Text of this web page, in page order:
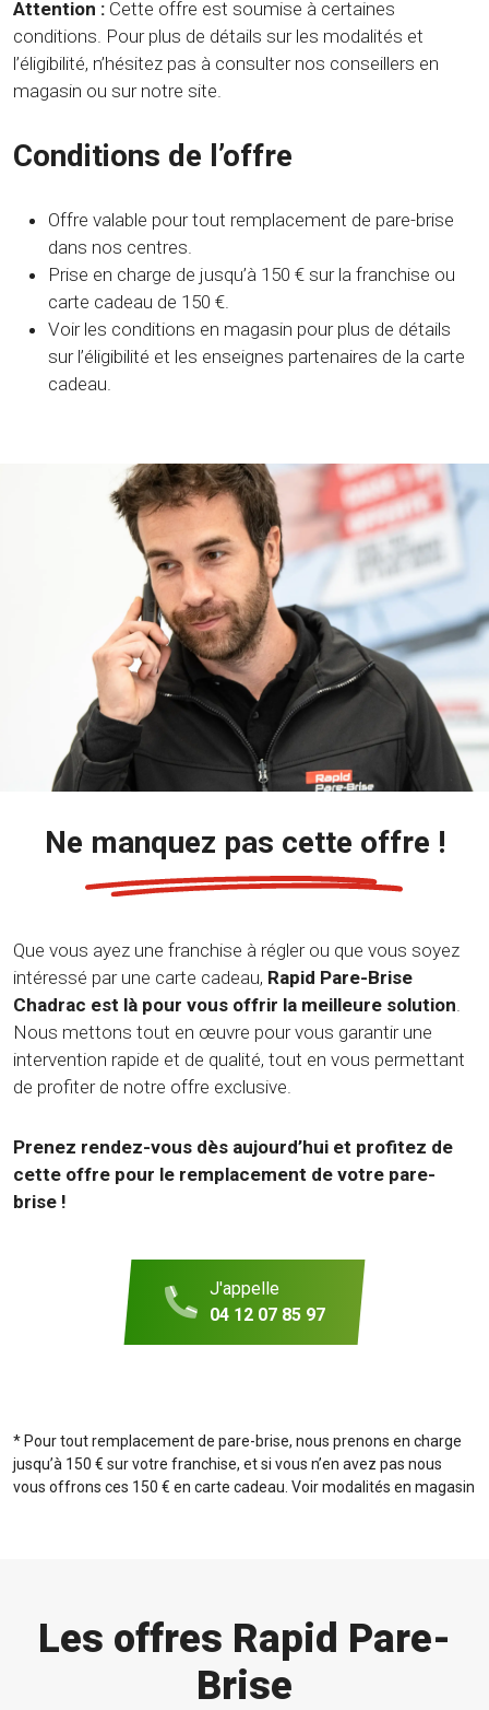
Attention : Cette offre est soumise à certaines
conditions. Pour plus de détails sur les modalités et
l’éligibilité, n’hésitez pas à consulter nos conseillers en
magasin ou sur notre site.
Conditions de l’offre
Offre valable pour tout remplacement de pare-brise
dans nos centres.
Prise en charge de jusqu’à 150 € sur la franchise ou
carte cadeau de 150 €.
Voir les conditions en magasin pour plus de détails
sur l’éligibilité et les enseignes partenaires de la carte
cadeau.
Ne manquez pas cette offre !
Que vous ayez une franchise à régler ou que vous soyez
intéressé par une carte cadeau, Rapid Pare-Brise
Chadrac est là pour vous offrir la meilleure solution.
Nous mettons tout en œuvre pour vous garantir une
intervention rapide et de qualité, tout en vous permettant
de profiter de notre offre exclusive.
Prenez rendez-vous dès aujourd’hui et profitez de
cette offre pour le remplacement de votre pare-
brise !
J'appelle
04 12 07 85 97
* Pour tout remplacement de pare-brise, nous prenons en charge
jusqu’à 150 € sur votre franchise, et si vous n’en avez pas nous
vous offrons ces 150 € en carte cadeau. Voir modalités en magasin
Les offres Rapid Pare-
Brise